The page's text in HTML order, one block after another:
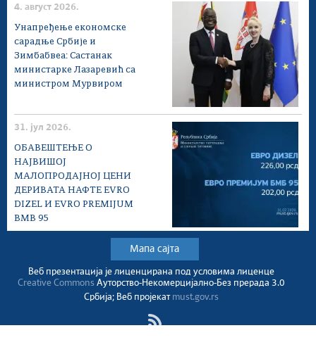
4. август 2026.
Унапређење економске
сарадње Србије и
Зимбабвеа: Састанак
министарке Лазаревић са
министром Мурвиром
31. јул 2026.
ОБАВЕШТЕЊЕ О
НАЈВИШОЈ
МАЛОПРОДАЈНОЈ ЦЕНИ
ДЕРИВАТА НАФТЕ EVRO
DIZEL И EVRO PREMIJUM
BMB 95
Мапа сајта
Веб презентација jе лиценциранa под условима лиценце
Creative CommonsАуторство-Некомерцијално-Без прерада 3.0
Србија; Веб пројекат must.gov.rs